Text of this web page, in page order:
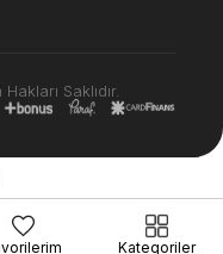
Saklıdır.
Kategoriler